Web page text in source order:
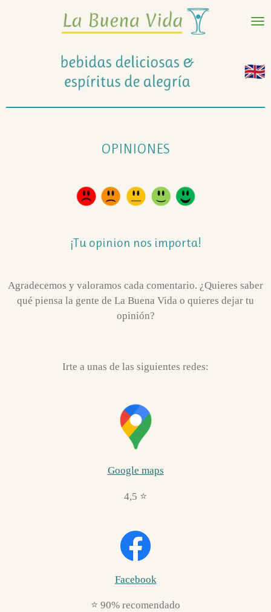
OPINIONES
¡Tu opinion nos importa!
Agradecemos y valoramos cada comentario. ¿Quieres saber
qué piensa la gente de La Buena Vida o quieres dejar tu
opinión?
Irte a unas de las siguientes redes:
Google maps
4,5 ⭐
Facebook
⭐ 90% recomendado